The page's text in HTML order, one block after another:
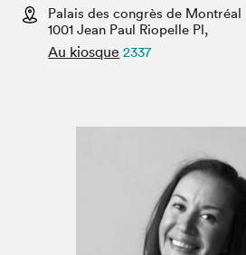
Espace médias
Palais des congrès de Montréal
1001 Jean Paul Riopelle Pl,
Au kiosque 2337